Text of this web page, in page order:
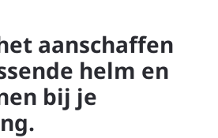
aanschaffen
helm en
bij je